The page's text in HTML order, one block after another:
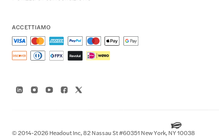
ACCETTIAMO
© 2014-2026 Headout Inc, 82 Nassau St #60351 New York, NY 10038